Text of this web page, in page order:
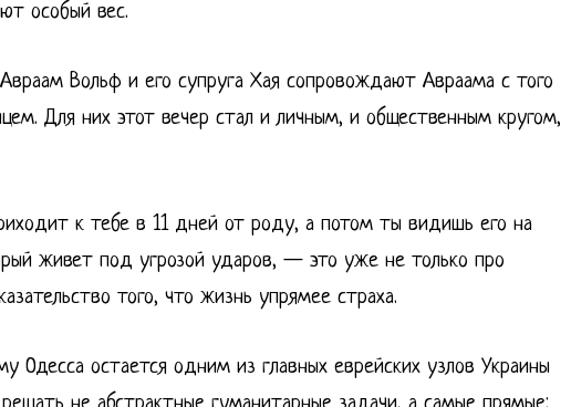
особый вес.
Вольф и его супруга Хая сопровождают Авраама с того
Для них этот вечер стал и личным, и общественным кругом,
к тебе в 11 дней от роду, а потом ты видишь его на
живет под угрозой ударов, — это уже не только про
того, что жизнь упрямее страха.
Одесса остается одним из главных еврейских узлов Украины